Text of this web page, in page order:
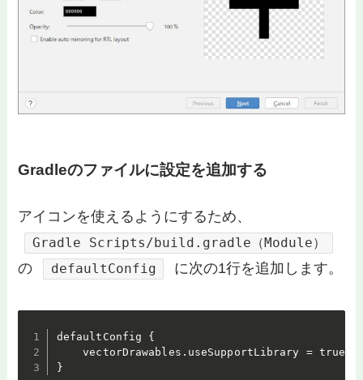
Gradleのファイルに設定を追加する
アイコンを使えるようにするため、
Gradle Scripts/build.gradle（Module）
の defaultConfig に次の1行を追加します。
defaultConfig {
    vectorDrawables.useSupportLibrary = true
}